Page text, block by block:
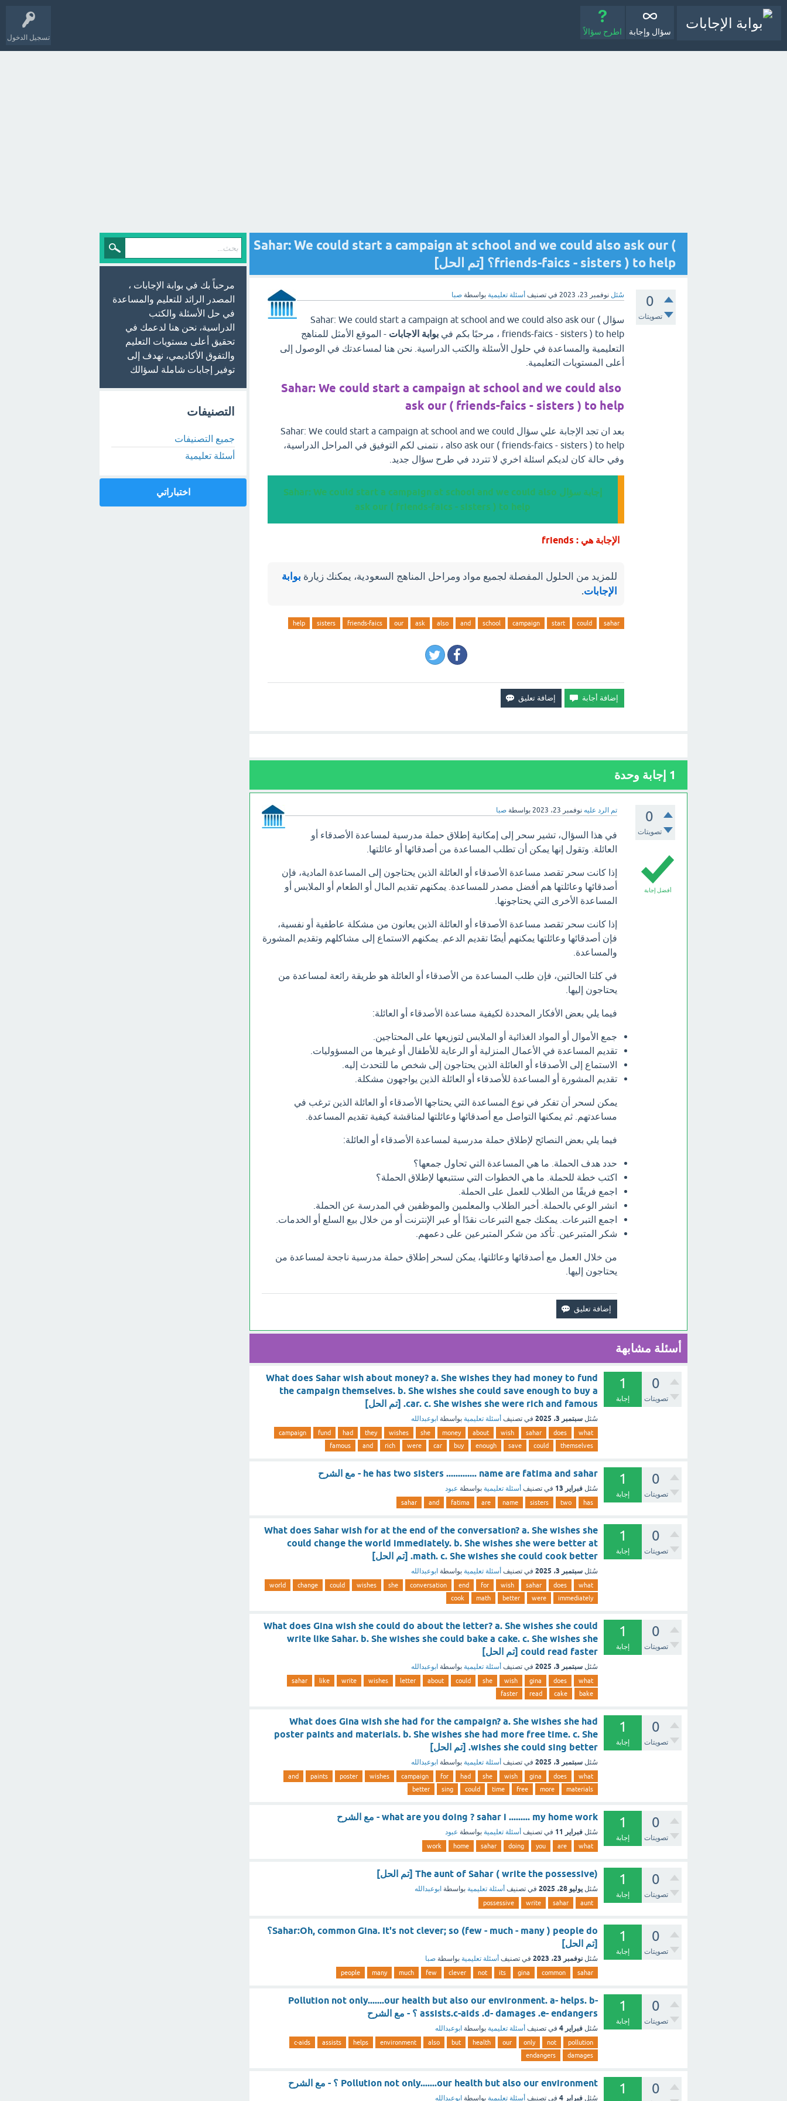
تسجيل الدخول
سؤال وإجابة اطرح سؤالاً
Sahar: We could start a campaign at school and we could also ask our (
friends-faics - sisters ) to help؟ [تم الحل]
0
تصويتات
سُئل نوفمبر 23، 2023 في تصنيف أسئلة تعليمية بواسطة صبا
سؤال Sahar: We could start a campaign at school and we could also ask our (
friends-faics - sisters ) to help ، مرحبًا بكم في
بوابة الاجابات - الموقع الأمثل للمناهج
التعليمية والمساعدة في حلول الأسئلة والكتب الدراسية. نحن هنا لمساعدتك في الوصول إلى
أعلى المستويات التعليمية.
Sahar: We could start a campaign at school and we could also
ask our ( friends-faics - sisters ) to help
بعد ان تجد الإجابة علي سؤال Sahar: We could start a campaign at school and we could
also ask our ( friends-faics - sisters ) to help ، نتمنى لكم التوفيق في المراحل الدراسية،
وفي حالة كان لديكم اسئلة اخري لا تتردد في طرح سؤال جديد.
إجابة سؤال Sahar: We could start a campaign at school and we could also
ask our ( friends-faics - sisters ) to help
الإجابة هي : friends
للمزيد من الحلول المفصلة لجميع مواد ومراحل المناهج السعودية، يمكنك زيارة بوابة
الإجابات.
sahar
could
start
campaign
school
and
also
ask
our
friends-faics
sisters
help
1 إجابة وحدة
0
تصويتات
تم الرد عليه نوفمبر 23، 2023 بواسطة صبا
أفضل إجابة
في هذا السؤال، تشير سحر إلى إمكانية إطلاق حملة مدرسية لمساعدة الأصدقاء أو
العائلة. وتقول إنها يمكن أن تطلب المساعدة من أصدقائها أو عائلتها.
إذا كانت سحر تقصد مساعدة الأصدقاء أو العائلة الذين يحتاجون إلى المساعدة المادية، فإن
أصدقائها وعائلتها هم أفضل مصدر للمساعدة. يمكنهم تقديم المال أو الطعام أو الملابس أو
المساعدة الأخرى التي يحتاجونها.
إذا كانت سحر تقصد مساعدة الأصدقاء أو العائلة الذين يعانون من مشكلة عاطفية أو نفسية،
فإن أصدقائها وعائلتها يمكنهم أيضًا تقديم الدعم. يمكنهم الاستماع إلى مشاكلهم وتقديم المشورة
والمساعدة.
في كلتا الحالتين، فإن طلب المساعدة من الأصدقاء أو العائلة هو طريقة رائعة لمساعدة من
يحتاجون إليها.
فيما يلي بعض الأفكار المحددة لكيفية مساعدة الأصدقاء أو العائلة:
جمع الأموال أو المواد الغذائية أو الملابس لتوزيعها على المحتاجين.
تقديم المساعدة في الأعمال المنزلية أو الرعاية للأطفال أو غيرها من المسؤوليات.
الاستماع إلى الأصدقاء أو العائلة الذين يحتاجون إلى شخص ما للتحدث إليه.
تقديم المشورة أو المساعدة للأصدقاء أو العائلة الذين يواجهون مشكلة.
يمكن لسحر أن تفكر في نوع المساعدة التي يحتاجها الأصدقاء أو العائلة الذين ترغب في
مساعدتهم. ثم يمكنها التواصل مع أصدقائها وعائلتها لمناقشة كيفية تقديم المساعدة.
فيما يلي بعض النصائح لإطلاق حملة مدرسية لمساعدة الأصدقاء أو العائلة:
حدد هدف الحملة. ما هي المساعدة التي تحاول جمعها؟
اكتب خطة للحملة. ما هي الخطوات التي ستتبعها لإطلاق الحملة؟
اجمع فريقًا من الطلاب للعمل على الحملة.
انشر الوعي بالحملة. أخبر الطلاب والمعلمين والموظفين في المدرسة عن الحملة.
اجمع التبرعات. يمكنك جمع التبرعات نقدًا أو عبر الإنترنت أو من خلال بيع السلع أو الخدمات.
شكر المتبرعين. تأكد من شكر المتبرعين على دعمهم.
من خلال العمل مع أصدقائها وعائلتها، يمكن لسحر إطلاق حملة مدرسية ناجحة لمساعدة من
يحتاجون إليها.
أسئلة مشابهة
0
تصويتات
1
إجابة
What does Sahar wish about money? a. She wishes they had money to fund
the campaign themselves. b. She wishes she could save enough to buy a
car. c. She wishes she were rich and famous. [تم الحل]
سُئل سبتمبر 3، 2025 في تصنيف أسئلة تعليمية بواسطة ابوعبدالله
what
does
sahar
wish
about
money
she
wishes
they
had
fund
campaign
themselves
could
save
enough
buy
car
were
rich
and
famous
0
تصويتات
1
إجابة
he has two sisters ............. name are fatima and sahar - مع الشرح
سُئل فبراير 13 في تصنيف أسئلة تعليمية بواسطة عبود
has
two
sisters
name
are
fatima
and
sahar
0
تصويتات
1
إجابة
What does Sahar wish for at the end of the conversation? a. She wishes she
could change the world immediately. b. She wishes she were better at
math. c. She wishes she could cook better. [تم الحل]
سُئل سبتمبر 3، 2025 في تصنيف أسئلة تعليمية بواسطة ابوعبدالله
what
does
sahar
wish
for
end
conversation
she
wishes
could
change
world
immediately
were
better
math
cook
0
تصويتات
1
إجابة
What does Gina wish she could do about the letter? a. She wishes she could
write like Sahar. b. She wishes she could bake a cake. c. She wishes she
could read faster [تم الحل]
سُئل سبتمبر 3، 2025 في تصنيف أسئلة تعليمية بواسطة ابوعبدالله
what
does
gina
wish
she
could
about
letter
wishes
write
like
sahar
bake
cake
read
faster
0
تصويتات
1
إجابة
What does Gina wish she had for the campaign? a. She wishes she had
poster paints and materials. b. She wishes she had more free time. c. She
wishes she could sing better. [تم الحل]
سُئل سبتمبر 3، 2025 في تصنيف أسئلة تعليمية بواسطة ابوعبدالله
what
does
gina
wish
she
had
for
campaign
wishes
poster
paints
and
materials
more
free
time
could
sing
better
0
تصويتات
1
إجابة
what are you doing ? sahar i ......... my home work - مع الشرح
سُئل فبراير 11 في تصنيف أسئلة تعليمية بواسطة عبود
what
are
you
doing
sahar
home
work
0
تصويتات
1
إجابة
The aunt of Sahar ( write the possessive) [تم الحل]
سُئل يوليو 28، 2025 في تصنيف أسئلة تعليمية بواسطة ابوعبدالله
aunt
sahar
write
possessive
0
تصويتات
1
إجابة
Sahar:Oh, common Gina. It's not clever; so (few - much - many ) people do؟
[تم الحل]
سُئل نوفمبر 23، 2023 في تصنيف أسئلة تعليمية بواسطة صبا
sahar
common
gina
its
not
clever
few
much
many
people
0
تصويتات
1
إجابة
Pollution not only.......our health but also our environment. a- helps. b-
assists.c-aids .d- damages .e- endangers ؟ - مع الشرح
سُئل فبراير 4 في تصنيف أسئلة تعليمية بواسطة ابوعبدالله
pollution
not
only
our
health
but
also
environment
helps
assists
c-aids
damages
endangers
0
1 Pollution not only.......our health but also our environment ؟ - مع الشرح
سُئل فبراير 4 في تصنيف أسئلة تعليمية بواسطة ابوعبدالله
مرحباً بك في بوابة الإجابات ،
المصدر الرائد للتعليم والمساعدة
في حل الأسئلة والكتب
الدراسية، نحن هنا لدعمك في
تحقيق أعلى مستويات التعليم
والتفوق الأكاديمي، نهدف إلى
توفير إجابات شاملة لسؤالك
التصنيفات
جميع التصنيفات
أسئلة تعليمية
اختباراتي